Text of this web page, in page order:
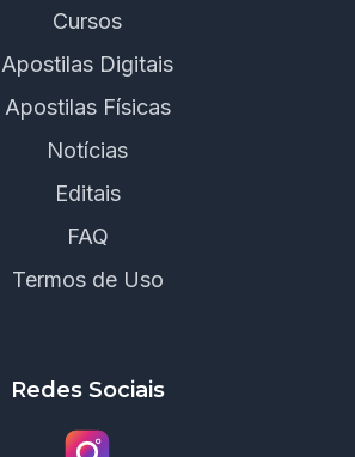
Cursos
Apostilas Digitais
Apostilas Físicas
Notícias
Editais
FAQ
Termos de Uso
Redes Sociais